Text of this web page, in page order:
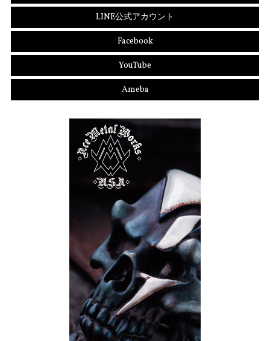
LINE公式アカウント
Facebook
YouTube
Ameba